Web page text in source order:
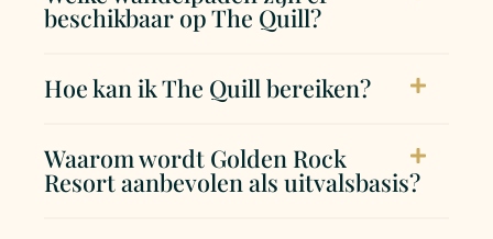
beschikbaar op The Quill?
Hoe kan ik The Quill bereiken?
Waarom wordt Golden Rock
Resort aanbevolen als uitvalsbasis?